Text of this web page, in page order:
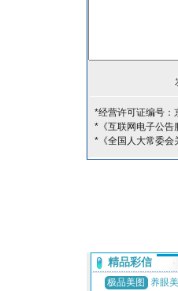
*经营许可证编号
*《互联网电子公告
*《全国人大常委会